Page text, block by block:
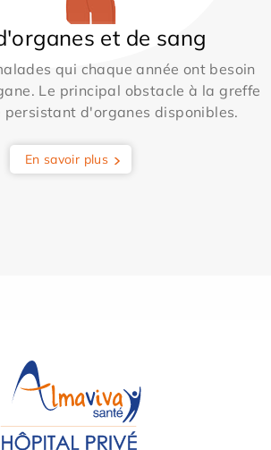
et de sang
qui chaque année ont besoin
Le principal obstacle à la greffe
persistant d'organes disponibles.
En savoir plus